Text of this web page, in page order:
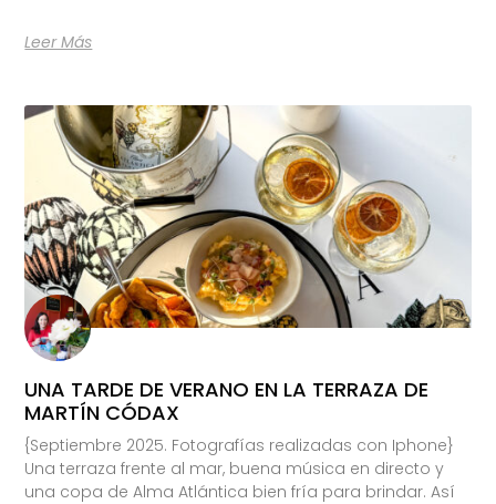
Leer Más
UNA TARDE DE VERANO EN LA TERRAZA DE
MARTÍN CÓDAX
{Septiembre 2025. Fotografías realizadas con Iphone}
Una terraza frente al mar, buena música en directo y
una copa de Alma Atlántica bien fría para brindar. Así